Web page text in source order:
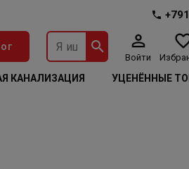
Войти
КАНАЛИЗАЦИЯ УЦЕНЁННЫЕ